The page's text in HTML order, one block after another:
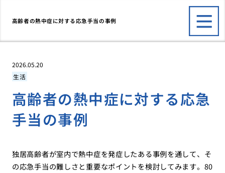
高齢者の熱中症に対する応急手当の事例
2026.05.20
生活
高齢者の熱中症に対する応急
手当の事例
独居高齢者が室内で熱中症を発症したある事例を通して、そ
の応急手当の難しさと重要なポイントを検討してみます。80